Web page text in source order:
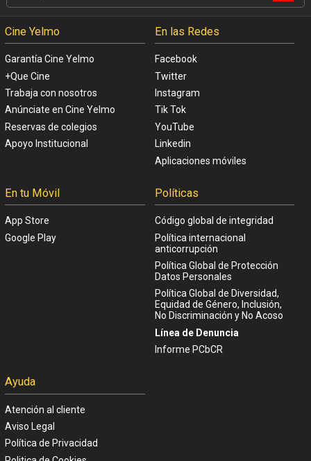
Cine Yelmo
Garantía Cine Yelmo
+Que Cine
Trabaja con nosotros
Anúnciate en Cine Yelmo
Reservas de colegios
Apoyo Institucional
En las Redes
Facebook
Twitter
Instagram
Tik Tok
YouTube
Linkedin
Aplicaciones móviles
En tu Móvil
App Store
Google Play
Políticas
Código global de integridad
Política internacional
anticorrupción
Política Global de Protección
Datos Personales
Política Global de Diversidad,
Equidad de Género, Inclusión,
No Discriminación y No Acoso
Línea de Denuncia
Informe PCbCR
Ayuda
Atención al cliente
Aviso Legal
Política de Privacidad